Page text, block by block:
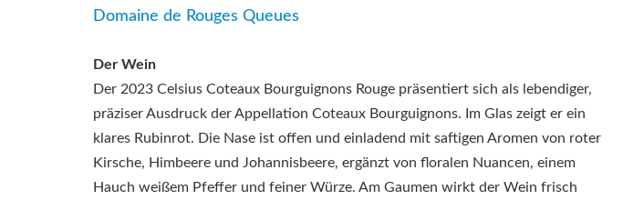
Domaine de Rouges Queues
Der Wein
Der 2023 Celsius Coteaux Bourguignons Rouge präsentiert sich als lebendiger,
präziser Ausdruck der Appellation Coteaux Bourguignons. Im Glas zeigt er ein
klares Rubinrot. Die Nase ist offen und einladend mit saftigen Aromen von roter
Kirsche, Himbeere und Johannisbeere, ergänzt von floralen Nuancen, einem
Hauch weißem Pfeffer und feiner Würze. Am Gaumen wirkt der Wein frisch